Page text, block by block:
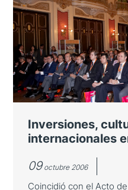
Nagasaki, su
relación con
La trágicamente
acogió este
Museo de Arte de
importante colección
Inversiones,
internacionales
09octubre 2006
Coincidió con el Acto